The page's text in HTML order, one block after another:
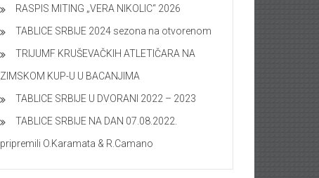
RASPIS MITING „VERA NIKOLIC“ 2026
TABLICE SRBIJE 2024 sezona na otvorenom
TRIJUMF KRUŠEVAČKIH ATLETIČARA NA
ZIMSKOM KUP-U U BACANJIMA
TABLICE SRBIJE U DVORANI 2022 – 2023
TABLICE SRBIJE NA DAN 07.08.2022.
pripremili O.Karamata & R.Camano